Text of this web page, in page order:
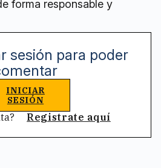
forma responsable y
sesión para poder
INICIAR
SESIÓN
Registrate aquí